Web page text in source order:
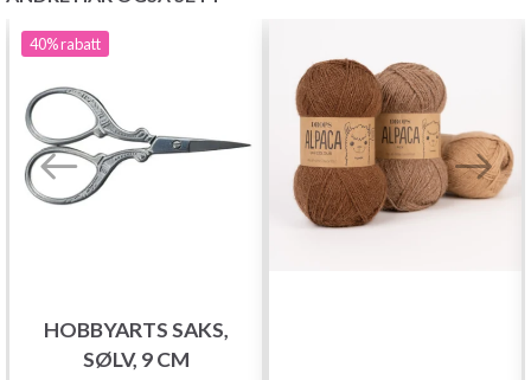
40%rabatt
HOBBYARTS SAKS,
SØLV, 9 CM